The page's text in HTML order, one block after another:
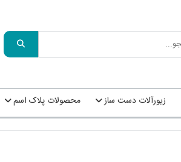
زیورآلات دست ساز محصولات پلاک اسم